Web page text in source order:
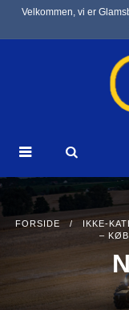
Velkommen, vi er
FORSIDE / IKKE-
– KØB